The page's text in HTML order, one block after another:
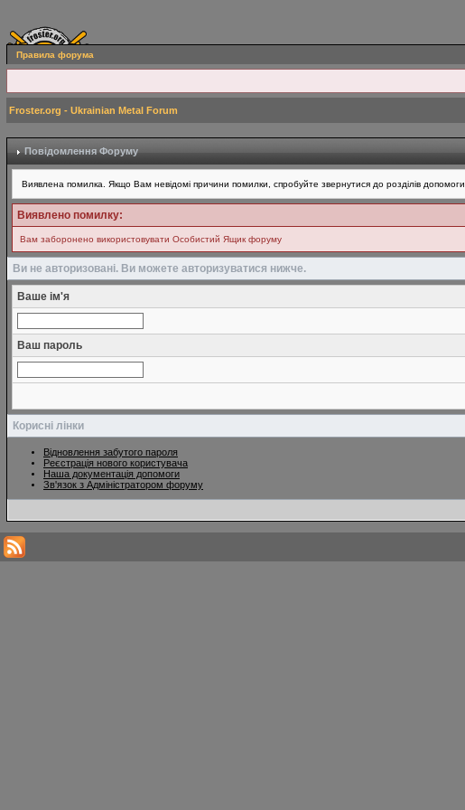
Правила форума
Froster.org - Ukrainian Metal Forum
Повідомлення Форуму
Виявлена помилка. Якщо Вам невідомі причини помилки, спробуйте звернутися до розділів допомоги.
Виявлено помилку:
Вам заборонено використовувати Особистий Ящик форуму
Ви не авторизовані. Ви можете авторизуватися нижче.
Ваше ім'я
Ваш пароль
Корисні лінки
Відновлення забутого пароля
Реєстрація нового користувача
Наша документація допомоги
Зв'язок з Адміністратором форуму